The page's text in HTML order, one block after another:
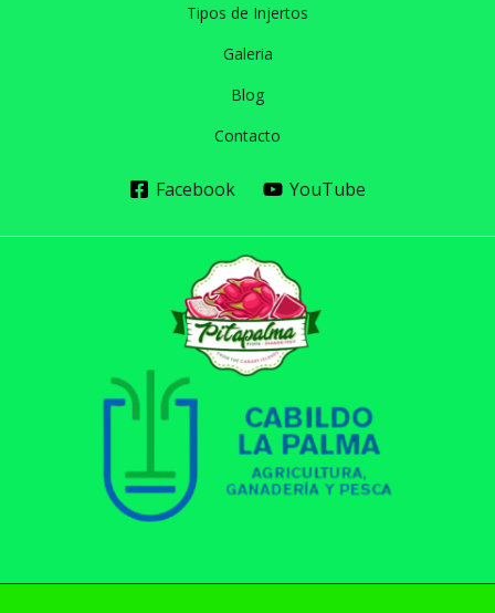
Tipos de Injertos
Galeria
Blog
Contacto
Facebook YouTube